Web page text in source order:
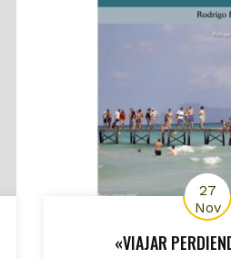
27
Nov
«VIAJAR